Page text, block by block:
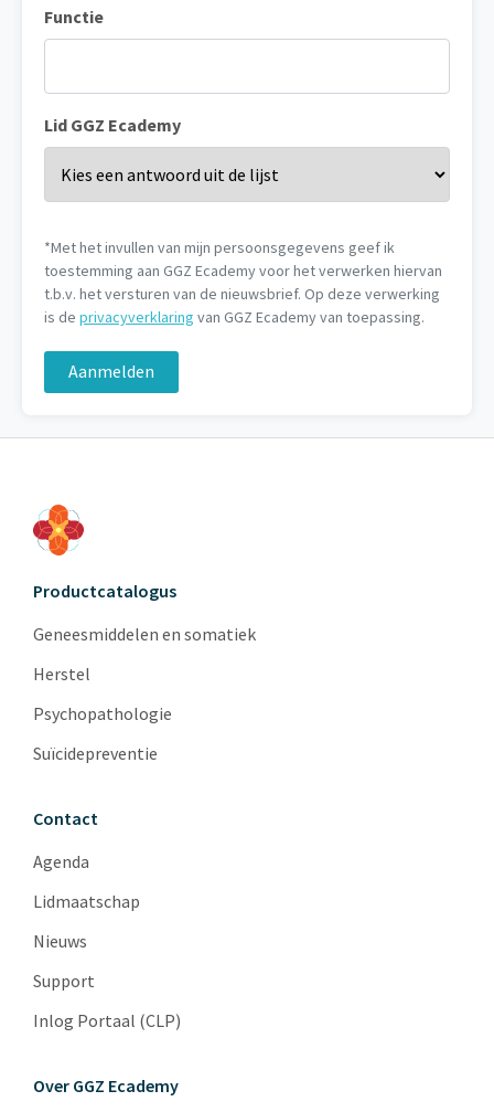
Functie
Lid GGZ Ecademy
*Met het invullen van mijn persoonsgegevens geef ik
toestemming aan GGZ Ecademy voor het verwerken hiervan
t.b.v. het versturen van de nieuwsbrief. Op deze verwerking
is de privacyverklaring van GGZ Ecademy van toepassing.
Aanmelden
Productcatalogus
Geneesmiddelen en somatiek
Herstel
Psychopathologie
Suïcidepreventie
Contact
Agenda
Lidmaatschap
Nieuws
Support
Inlog Portaal (CLP)
Over GGZ Ecademy